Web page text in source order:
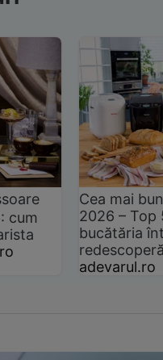
cum
Cea mai
2026 –
bucătăria
adevarul.ro